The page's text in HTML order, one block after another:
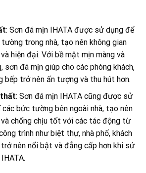
: Sơn đá mịn IHATA được sử dụng để
trong nhà, tạo nên không gian
hiện đại. Với bề mặt mịn màng và
sơn đá mịn giúp cho các phòng khách,
bếp trở nên ấn tượng và thu hút hơn.
: Sơn đá mịn IHATA cũng được sử
bức tường bên ngoài nhà, tạo nên
chống chịu tốt với các tác động từ
trình như biệt thự, nhà phố, khách
trở nên nổi bật và đẳng cấp hơn khi sử